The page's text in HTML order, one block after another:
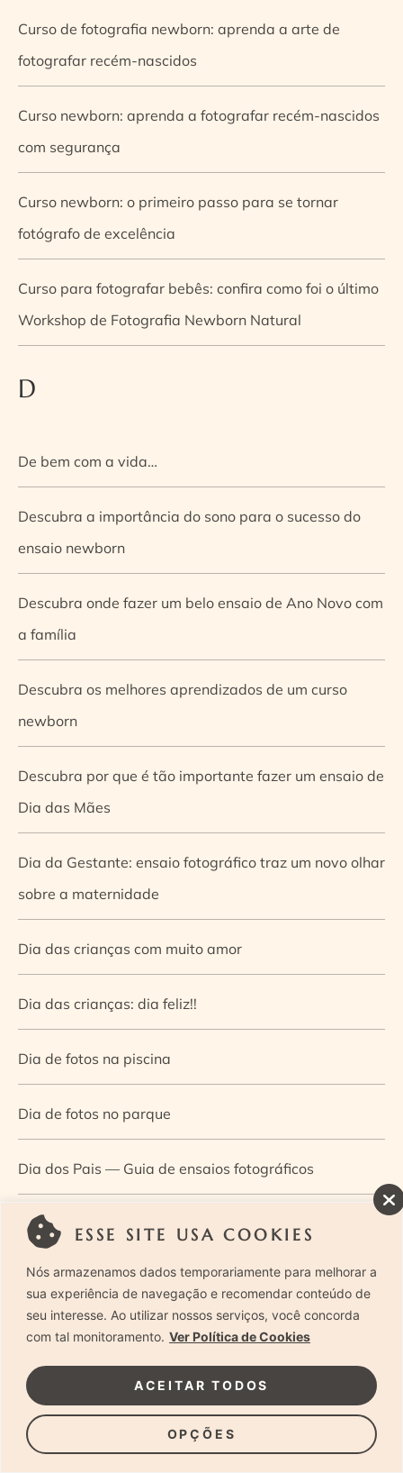
ESSE SITE USA COOKIES
Nós armazenamos dados temporariamente para melhorar a
sua experiência de navegação e recomendar conteúdo de
seu interesse. Ao utilizar nossos serviços, você concorda
com tal monitoramento. Ver Política de Cookies
OPÇÕES
ACEITAR TODOS
Curso de fotografia newborn: aprenda a arte de
fotografar recém-nascidos
Curso newborn: aprenda a fotografar recém-nascidos
com segurança
Curso newborn: o primeiro passo para se tornar
fotógrafo de excelência
Curso para fotografar bebês: confira como foi o último
Workshop de Fotografia Newborn Natural
D
De bem com a vida…
Descubra a importância do sono para o sucesso do
ensaio newborn
Descubra onde fazer um belo ensaio de Ano Novo com
a família
Descubra os melhores aprendizados de um curso
newborn
Descubra por que é tão importante fazer um ensaio de
Dia das Mães
Dia da Gestante: ensaio fotográfico traz um novo olhar
sobre a maternidade
Dia das crianças com muito amor
Dia das crianças: dia feliz!!
Dia de fotos na piscina
Dia de fotos no parque
Dia dos Pais — Guia de ensaios fotográficos
Dia Mundial da Infância: como a fotografia ajuda a
construir a memória e a identidade da criança
Diário de uma grávida e sua pequena
Dica de especialista: como otimizar o fluxo de trabalho
no ensaio newborn?
Dica de especialista: qual o melhor guia de poses para